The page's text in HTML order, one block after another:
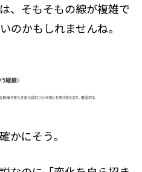
、そもそもの線が複雑で
のかもしれませんね。
かにそう。